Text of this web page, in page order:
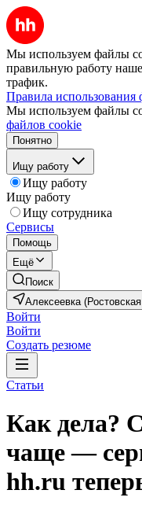
Мы используем файлы
правильную работу
трафик.
Правила использования
Мы используем файлы
файлов cookie
Понятно
Ищу работу
Ищу работу
Ищу работу
Ищу сотрудника
Сервисы
Помощь
Ещё
Поиск
Алексеевка
Войти
Войти
Создать резюме
Статьи
Как дела?
чаще —
hh.ru